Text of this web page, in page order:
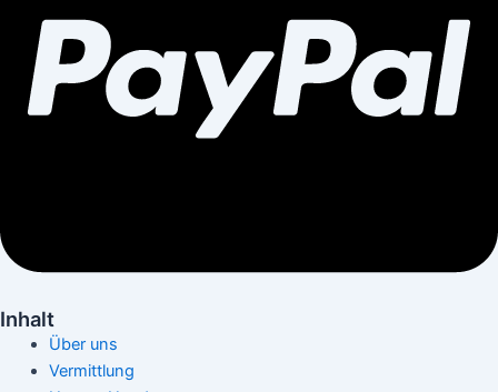
Inhalt
Über uns
Vermittlung